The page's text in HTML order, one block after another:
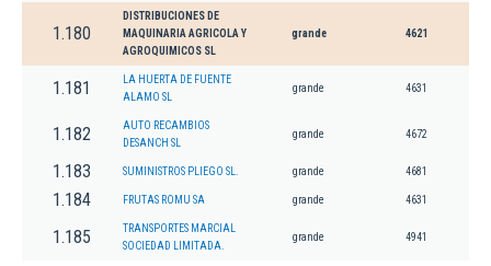
1.180
DISTRIBUCIONES DE
MAQUINARIA AGRICOLA Y
AGROQUIMICOS SL
grande 4621
1.181
LA HUERTA DE FUENTE
ALAMO SL
grande 4631
1.182
AUTO RECAMBIOS
DESANCH SL
grande 4672
1.183 SUMINISTROS PLIEGO SL. grande 4681
1.184 FRUTAS ROMU SA grande 4631
1.185
TRANSPORTES MARCIAL
SOCIEDAD LIMITADA.
grande 4941